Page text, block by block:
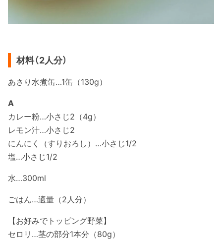
材料（2人分）
あさり水煮缶…1缶（130g）
A
カレー粉…小さじ2（4g）
レモン汁…小さじ2
にんにく（すりおろし）…小さじ1/2
塩…小さじ1/2
水…300ml
ごはん…適量（2人分）
【お好みでトッピング野菜】
セロリ…茎の部分1本分（80g）